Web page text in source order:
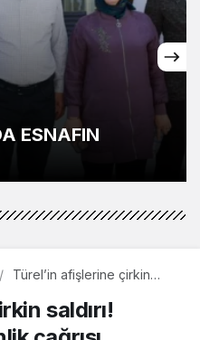
ESNAFIN
Türel’in afişlerine çirkin
centilmenlik çağrısı
saldırı!